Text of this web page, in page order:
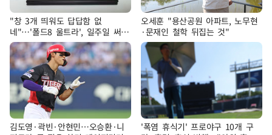
"창 3개 띄워도 답답함 없
네"…'폴드8 울트라', 일주일 써보
니
오세훈 "용산공원 아파트, 노무현
·문재인 철학 뒤집는 것"
김도영·곽빈·안현민…오승환·니
'폭염 휴식기' 프로야구 10개 구